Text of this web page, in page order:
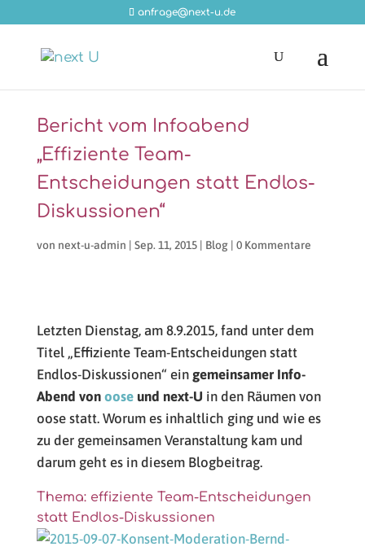
anfrage@next-u.de
Bericht vom Infoabend
„Effiziente Team-
Entscheidungen statt Endlos-
Diskussionen“
von next-u-admin | Sep. 11, 2015| Blog| 0 Kommentare
Letzten Dienstag, am 8.9.2015, fand unter dem
Titel „Effiziente Team-Entscheidungen statt
Endlos-Diskussionen“ ein gemeinsamer Info-
Abend von ooseund next-U in den Räumen von
oose statt. Worum es inhaltlich ging und wie es
zu der gemeinsamen Veranstaltung kam und
darum geht es in diesem Blogbeitrag.
Thema: effiziente Team-Entscheidungen
statt Endlos-Diskussionen